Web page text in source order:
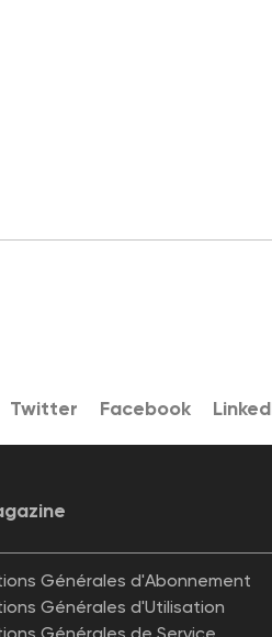
Twitter Facebook
Générales d'Abonnement
Générales d'Utilisation